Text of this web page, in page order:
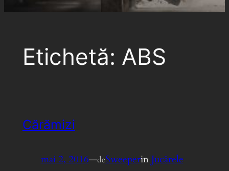
Etichetă: ABS
Cărămizi
mai 2, 2016—deSweeperinJucărele